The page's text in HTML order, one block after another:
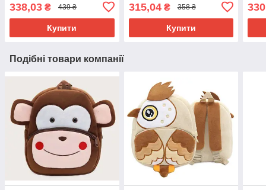
338,03 ₴ 439 ₴
Купити
315,04₴ 358 ₴
Купити
330
Подібні товари компанії